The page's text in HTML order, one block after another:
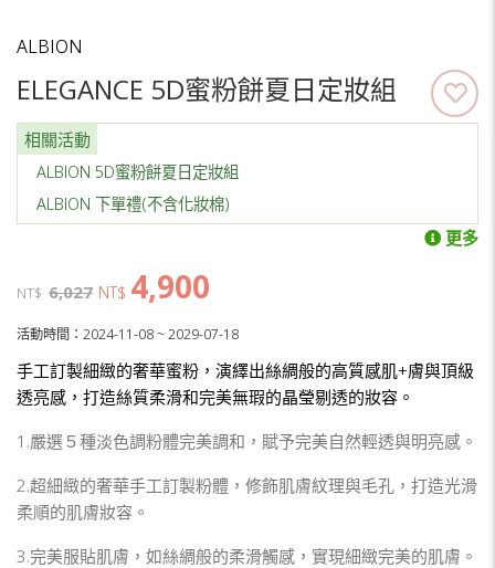
ALBION
ELEGANCE 5D蜜粉餅夏日定妝組
相關活動
ALBION 5D蜜粉餅夏日定妝組
ALBION 下單禮(不含化妝棉)
更多
NT$ 6,027 NT$ 4,900
活動時間：2024-11-08 ~ 2029-07-18
手工訂製細緻的奢華蜜粉，演繹出絲綢般的高質感肌+膚與頂級
透亮感，打造絲質柔滑和完美無瑕的晶瑩剔透的妝容。
1.嚴選５種淡色調粉體完美調和，賦予完美自然輕透與明亮感。
2.超細緻的奢華手工訂製粉體，修飾肌膚紋理與毛孔，打造光滑
柔順的肌膚妝容。
3.完美服貼肌膚，如絲綢般的柔滑觸感，實現細緻完美的肌膚。